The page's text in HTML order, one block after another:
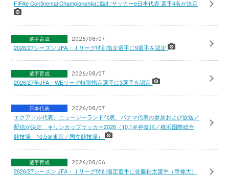
FIFAe Continental Championshipに臨むサッカーe日本代表 選手4名が決定
選手育成 2026/08/07
2026/27シーズン JFA・Ｊリーグ特別指定選手に9選手を認定
選手育成 2026/08/07
2026/27年JFA・WEリーグ特別指定選手に3選手を認定
日本代表 2026/08/07
エクアドル代表、ニュージーランド代表、パナマ代表の参加および放送／
配信が決定 キリンカップサッカー2026（10.1＠神奈川／横浜国際総合
競技場、10.5＠東京／国立競技場）
選手育成 2026/08/06
2026/27シーズン JFA・Ｊリーグ特別指定選手に佐藤柚太選手（専修大）